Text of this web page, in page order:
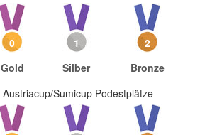
0
Gold
1
Silber
2
Bronze
Austriacup/Sumicup Podestplätze